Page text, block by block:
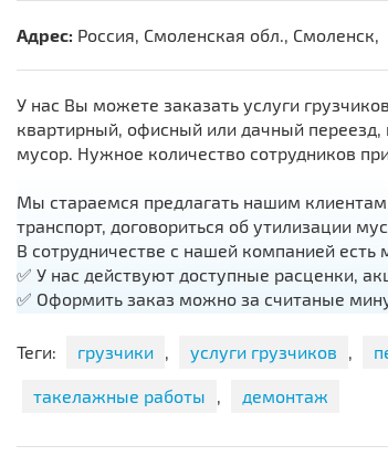
Адрес: Россия, Смоленская обл., Смоленск,
У нас Вы можете заказать услуги
квартирный, офисный или дачный
мусор. Нужное количество сотрудников
Мы стараемся предлагать нашим
транспорт, договориться об утилизации
В сотрудничестве с нашей компанией есть
✅ У нас действуют доступные расценки,
✅ Оформить заказ можно за считаные
✅ Мы работаем круглосуточно, каждый
Без переплат за дополнительные работы❗️
Теги: грузчики , услуги грузчиков ,
такелажные работы , демонтаж